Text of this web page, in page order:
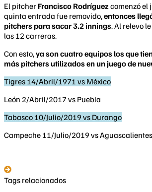
El pitcher Francisco Rodríguez comenzó el
quinta entrada fue removido,entonces
pitchers para sacar 3.2 innings. Al relevo
las 12 carreras.
Con esto,ya son cuatro equipos los que
más pitchers utilizados en un juego de
Tigres 14/Abril/1971 vs México
León 2/Abril/2017 vs Puebla
Tabasco 10/Julio/2019 vs Durango
Campeche 11/Julio/2019 vs Aguascalientes
Tags relacionados